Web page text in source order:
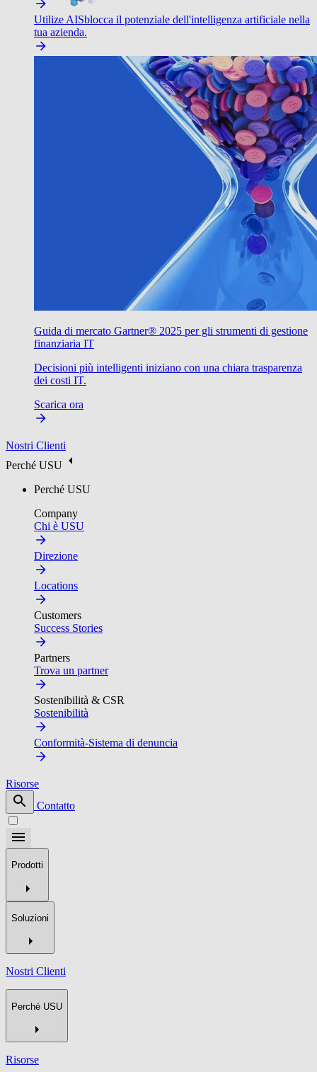
Utilize AISblocca il potenziale dell'intelligenza artificiale nella
tua azienda.
Guida di mercato Gartner® 2025 per gli strumenti di gestione
finanziaria IT
Decisioni più intelligenti iniziano con una chiara trasparenza
dei costi IT.
Scarica ora
Nostri Clienti
Perché USU
Perché USU
Company
Chi è USU
Direzione
Locations
Customers
Success Stories
Partners
Trova un partner
Sostenibilità & CSR
Sostenibilità
Conformità-Sistema di denuncia
Risorse
Contatto
Prodotti
Soluzioni
Nostri Clienti
Perché USU
Risorse